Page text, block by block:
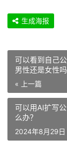
生成海报
可以看到自己
男性还是女性吗
« 上一篇
可以用AI扩写
么办？
2024年8月29